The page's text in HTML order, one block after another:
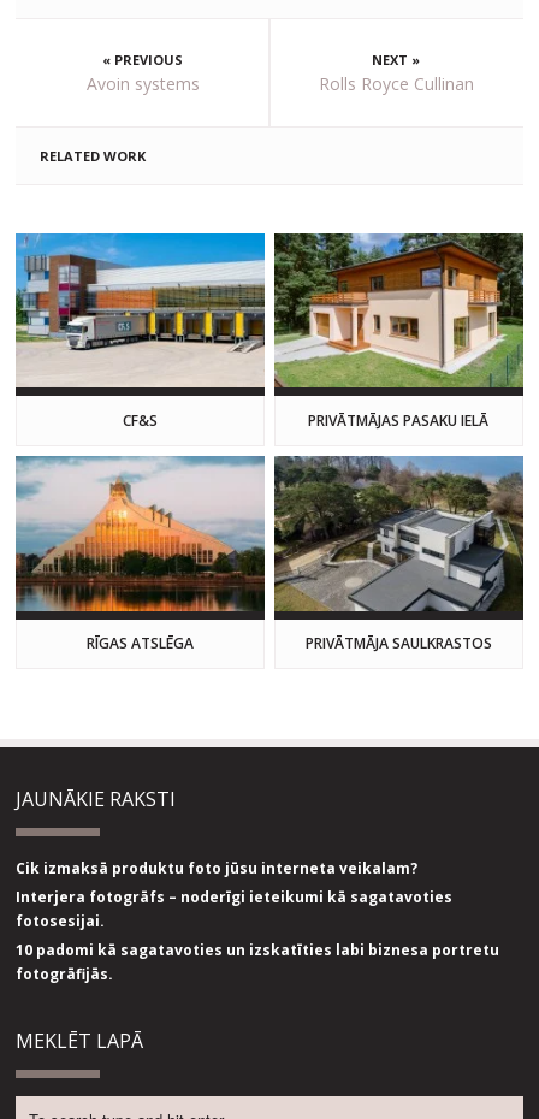
« PREVIOUS
Avoin systems
NEXT »
Rolls Royce Cullinan
RELATED WORK
CF&S PRIVĀTMĀJAS PASAKU IELĀ
RĪGAS ATSLĒGA PRIVĀTMĀJA SAULKRASTOS
JAUNĀKIE RAKSTI
Cik izmaksā produktu foto jūsu interneta veikalam?
Interjera fotogrāfs – noderīgi ieteikumi kā sagatavoties
fotosesijai.
10 padomi kā sagatavoties un izskatīties labi biznesa portretu
fotogrāfijās.
MEKLĒT LAPĀ